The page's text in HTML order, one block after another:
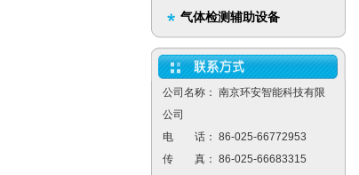
气体检测辅助设备
公司名称： 南京环安智能科技有限
公司
电 话： 86-025-66772953
传 真： 86-025-66683315